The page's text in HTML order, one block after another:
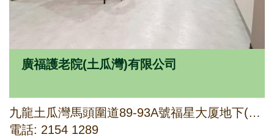
廣福護老院(土瓜灣)有限公司
九龍土瓜灣馬頭圍道89-93A號福星大厦地下(部分)及1樓至3樓
電話: 2154 1289